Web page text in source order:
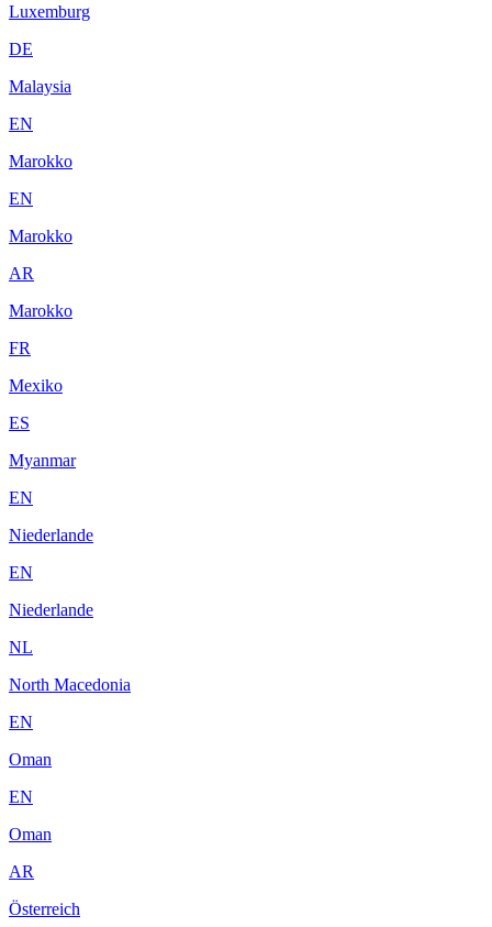
Luxemburg
DE
Malaysia
EN
Marokko
EN
Marokko
AR
Marokko
FR
Mexiko
ES
Myanmar
EN
Niederlande
EN
Niederlande
NL
North Macedonia
EN
Oman
EN
Oman
AR
Österreich